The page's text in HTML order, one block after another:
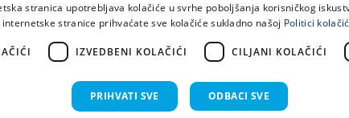
Spinčićeva 1,
21000 Split
Hrvatska
office@kbsplit.hr
stranica upotrebljava kolačiće u svrhe poboljšanja korisničkog
internetske stranice prihvaćate sve kolačiće sukladno našoj Politici
IZVEDBENI KOLAČIĆI CILJANI KOLAČIĆI
PRIHVATI SVE ODBACI SVE